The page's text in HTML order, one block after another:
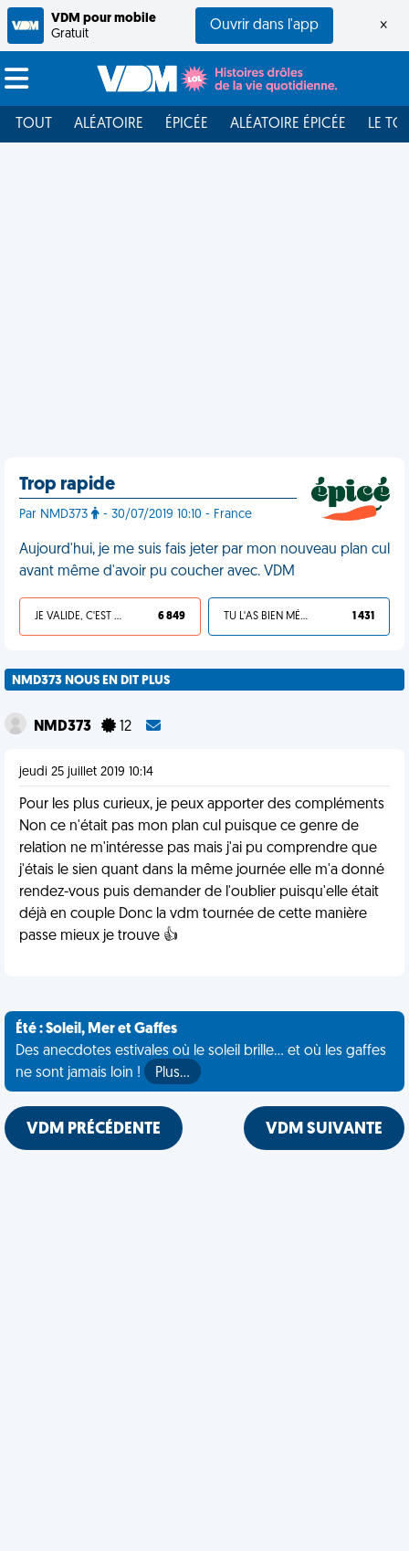
VDM pour mobile
Gratuit
Ouvrir dans l'app ×
TOUT ALÉATOIRE ÉPICÉE ALÉATOIRE ÉPICÉE LE
Trop rapide
Par NMD373 - 30/07/2019 10:10 - France
Aujourd'hui, je me suis fais jeter par mon nouveau plan cul
avant même d'avoir pu coucher avec. VDM
JE VALIDE, C'EST UNE VDM 6 849 TU L'AS BIEN MÉRITÉ 1 431
NMD373 NOUS EN DIT PLUS
NMD373 12
jeudi 25 juillet 2019 10:14
Pour les plus curieux, je peux apporter des compléments
Non ce n'était pas mon plan cul puisque ce genre de
relation ne m'intéresse pas mais j'ai pu comprendre que
j'étais le sien quant dans la même journée elle m'a donné
rendez-vous puis demander de l'oublier puisqu'elle était
déjà en couple Donc la vdm tournée de cette manière
passe mieux je trouve 👍
Été : Soleil, Mer et Gaffes
Des anecdotes estivales où le soleil brille... et où les gaffes
ne sont jamais loin !
Plus…
VDM PRÉCÉDENTE VDM SUIVANTE